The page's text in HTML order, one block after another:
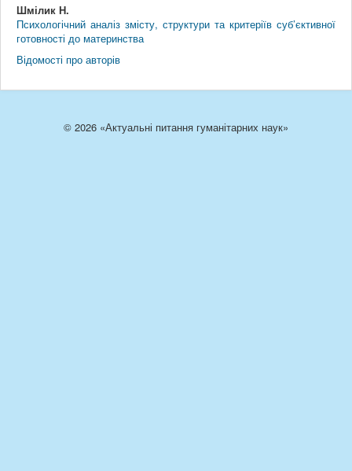
Шмілик Н.
Психологічний аналіз змісту, структури та критеріїв суб’єктивної
готовності до материнства
Відомості про авторів
© 2026 «Актуальні питання гуманітарних наук»